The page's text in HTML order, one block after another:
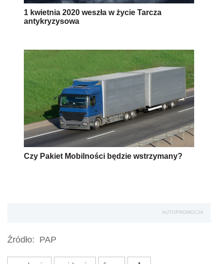
1 kwietnia 2020 weszła w życie Tarcza
antykryzysowa
Czy Pakiet Mobilności będzie wstrzymany?
AUTOPROMOCJA
Źródło: PAP